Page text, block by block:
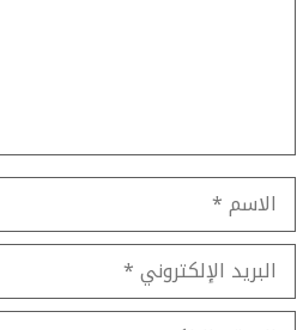
الاسم
البريد
الإلكتروني